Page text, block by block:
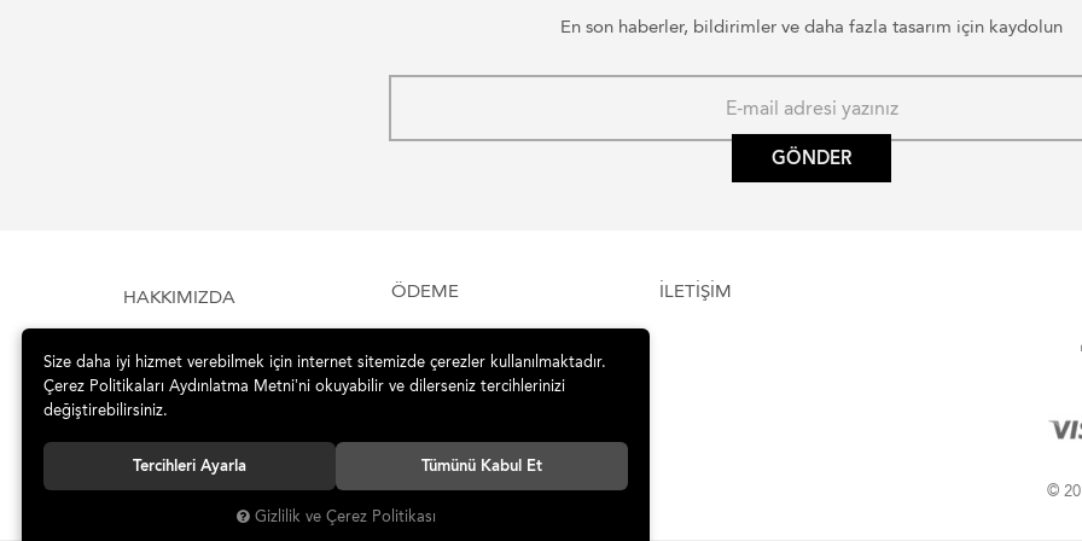
En son haberler, bildirimler ve daha fazla tasarım için kaydolun
GÖNDER
HAKKIMIZDA ÖDEME İLETİŞİM
©
Size daha iyi hizmet verebilmek için internet sitemizde çerezler kullanılmaktadır.
Çerez Politikaları Aydınlatma Metni’ni okuyabilir ve dilerseniz tercihlerinizi
değiştirebilirsiniz.
Tercihleri Ayarla Tümünü Kabul Et
Gizlilik ve Çerez Politikası